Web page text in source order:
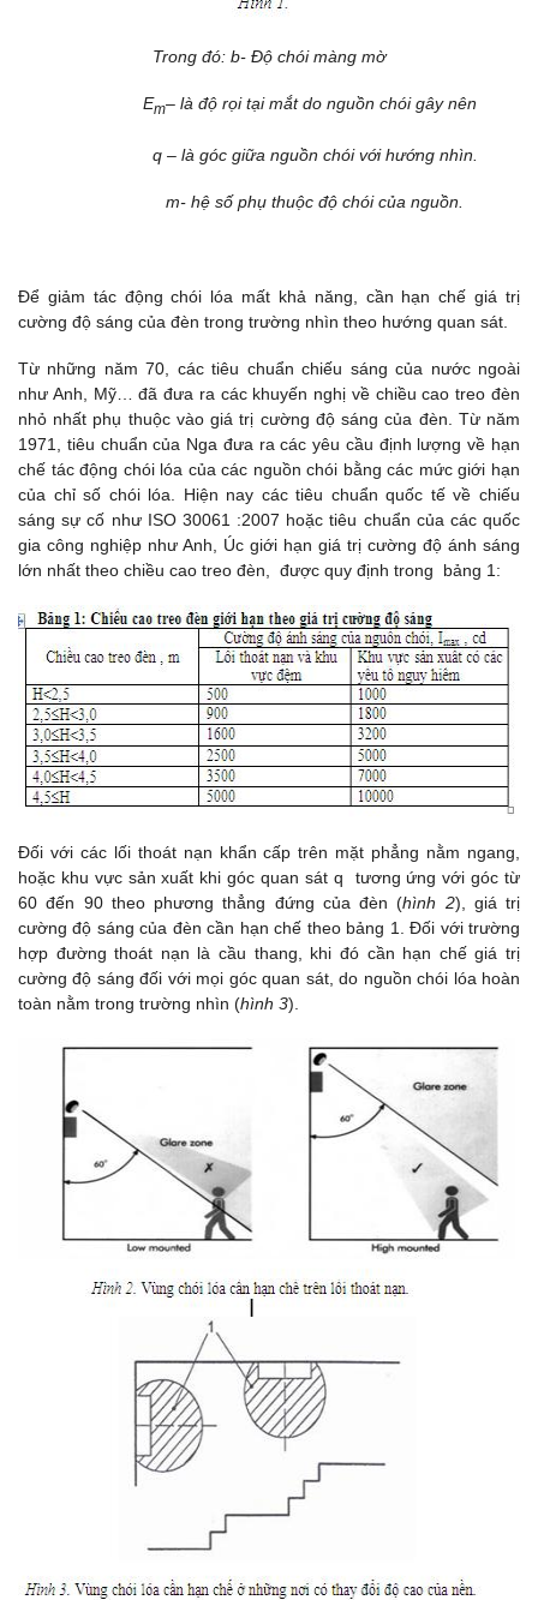
Trong đó: b- Độ chói màng mờ
Em– là độ rọi tại mắt do nguồn chói gây nên
q – là góc giữa nguồn chói với hướng nhìn.
m- hệ số phụ thuộc độ chói của nguồn.
Để giảm tác động chói lóa mất khả năng, cần hạn chế giá trị
cường độ sáng của đèn trong trường nhìn theo hướng quan sát.
Từ những năm 70, các tiêu chuẩn chiếu sáng của nước ngoài
như Anh, Mỹ… đã đưa ra các khuyến nghị về chiều cao treo đèn
nhỏ nhất phụ thuộc vào giá trị cường độ sáng của đèn. Từ năm
1971, tiêu chuẩn của Nga đưa ra các yêu cầu định lượng về hạn
chế tác động chói lóa của các nguồn chói bằng các mức giới hạn
của chỉ số chói lóa. Hiện nay các tiêu chuẩn quốc tế về chiếu
sáng sự cố như ISO 30061 :2007 hoặc tiêu chuẩn của các quốc
gia công nghiệp như Anh, Úc giới hạn giá trị cường độ ánh sáng
lớn nhất theo chiều cao treo đèn, được quy định trong bảng 1:
Đối với các lối thoát nạn khẩn cấp trên mặt phẳng nằm ngang,
hoặc khu vực sản xuất khi góc quan sát q tương ứng với góc từ
60 đến 90 theo phương thẳng đứng của đèn (hình 2), giá trị
cường độ sáng của đèn cần hạn chế theo bảng 1. Đối với trường
hợp đường thoát nạn là cầu thang, khi đó cần hạn chế giá trị
cường độ sáng đối với mọi góc quan sát, do nguồn chói lóa hoàn
toàn nằm trong trường nhìn (hình 3).